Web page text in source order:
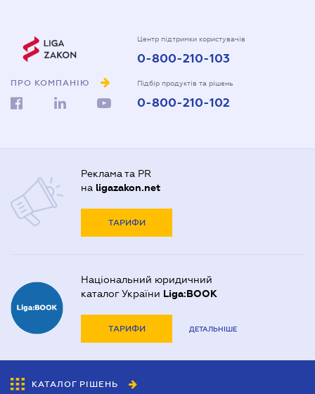
ПРО КОМПАНІЮ
Центр підтримки користувачів
0-800-210-103
Підбір продуктів та рішень
0-800-210-102
Реклама та PR
на ligazakon.net
ТАРИФИ
Національний юридичний
каталог України Liga:BOOK
ТАРИФИ ДЕТАЛЬНІШЕ
КАТАЛОГ РІШЕНЬ